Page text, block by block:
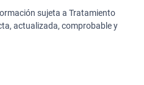
sujeta a Tratamiento
actualizada, comprobable y